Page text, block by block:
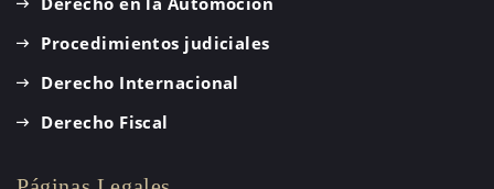
Procedimientos judiciales
Derecho Internacional
Derecho Fiscal